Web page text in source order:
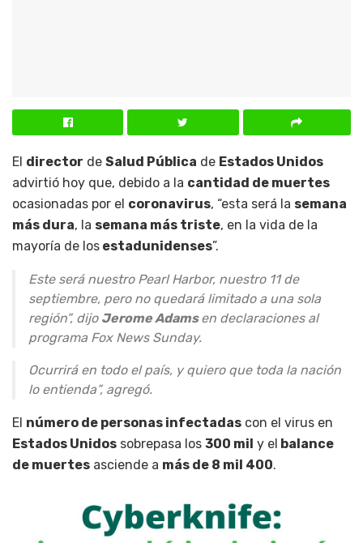
El director de Salud Pública de Estados Unidos
advirtió hoy que, debido a la cantidad de muertes
ocasionadas por el coronavirus, “esta será la semana
más dura, la semana más triste, en la vida de la
mayoría de los estadunidenses”.
Este será nuestro Pearl Harbor, nuestro 11 de
septiembre, pero no quedará limitado a una sola
región”, dijo Jerome Adamsen declaraciones al
programa Fox News Sunday.
Ocurrirá en todo el país, y quiero que toda la nación
lo entienda”, agregó.
El número de personas infectadas con el virus en
Estados Unidos sobrepasa los 300 mil y el balance
de muertes asciende a más de 8 mil 400.